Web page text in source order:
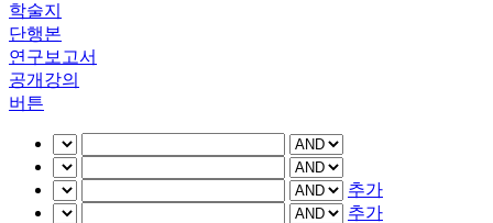
학술지
단행본
연구보고서
공개강의
버튼
추가
추가